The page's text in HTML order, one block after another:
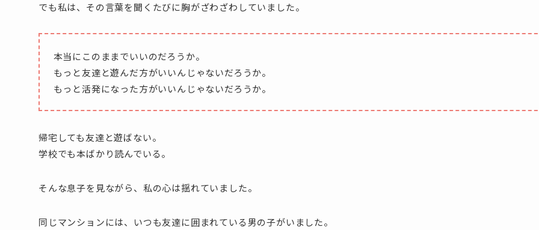
でも私は、その言葉を聞くたびに胸がざわざわしていました。
本当にこのままでいいのだろうか。
もっと友達と遊んだ方がいいんじゃないだろうか。
もっと活発になった方がいいんじゃないだろうか。
帰宅しても友達と遊ばない。
学校でも本ばかり読んでいる。
そんな息子を見ながら、私の心は揺れていました。
同じマンションには、いつも友達に囲まれている男の子がいました。